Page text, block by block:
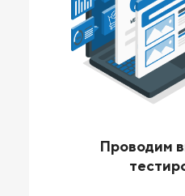
Проводим